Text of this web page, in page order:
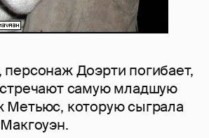
Доэрти погибает,
самую младшую
Метьюс, которую сыграла